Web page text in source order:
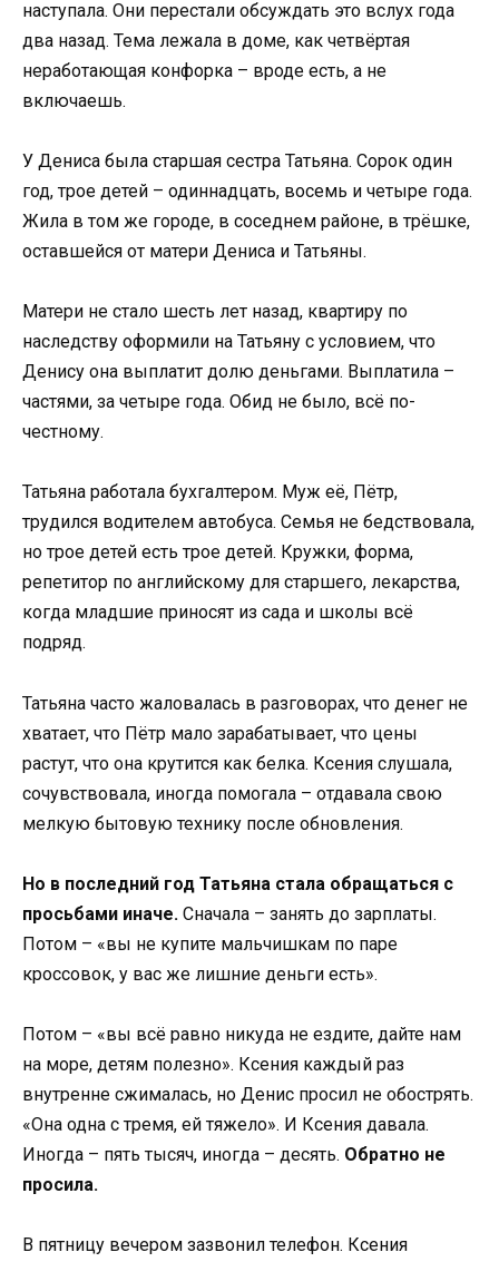
наступала. Они перестали обсуждать это вслух года
два назад. Тема лежала в доме, как четвёртая
неработающая конфорка – вроде есть, а не
включаешь.
У Дениса была старшая сестра Татьяна. Сорок один
год, трое детей – одиннадцать, восемь и четыре года.
Жила в том же городе, в соседнем районе, в трёшке,
оставшейся от матери Дениса и Татьяны.
Матери не стало шесть лет назад, квартиру по
наследству оформили на Татьяну с условием, что
Денису она выплатит долю деньгами. Выплатила –
частями, за четыре года. Обид не было, всё по-
честному.
Татьяна работала бухгалтером. Муж её, Пётр,
трудился водителем автобуса. Семья не бедствовала,
но трое детей есть трое детей. Кружки, форма,
репетитор по английскому для старшего, лекарства,
когда младшие приносят из сада и школы всё
подряд.
Татьяна часто жаловалась в разговорах, что денег не
хватает, что Пётр мало зарабатывает, что цены
растут, что она крутится как белка. Ксения слушала,
сочувствовала, иногда помогала – отдавала свою
мелкую бытовую технику после обновления.
Но в последний год Татьяна стала обращаться с
просьбами иначе. Сначала – занять до зарплаты.
Потом – «вы не купите мальчишкам по паре
кроссовок, у вас же лишние деньги есть».
Потом – «вы всё равно никуда не ездите, дайте нам
на море, детям полезно». Ксения каждый раз
внутренне сжималась, но Денис просил не обострять.
«Она одна с тремя, ей тяжело». И Ксения давала.
Иногда – пять тысяч, иногда – десять. Обратно не
просила.
В пятницу вечером зазвонил телефон. Ксения